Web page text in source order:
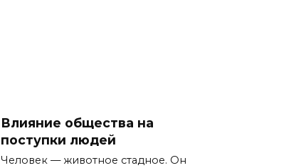
Влияние общества на
поступки людей
Человек — животное стадное. Он